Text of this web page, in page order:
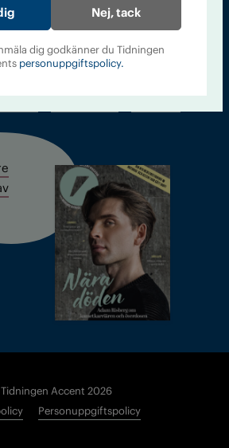
utgivare: Barbro Janson Lundkvist,
barbro@a4.se.
Accent 2026
Personuppgiftspolicy
Nej, tack
dig godkänner du Tidningen
personuppgiftspolicy.